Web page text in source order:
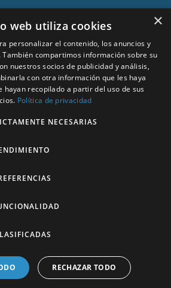
Redes Sociales:
EL MUNDO
×
web utiliza cookies
personalizar el contenido, los anuncios y
compartimos información sobre su
nuestros socios de publicidad y análisis,
con otra información que les haya
hayan recopilado a partir del uso de sus
Política de privacidad
NECESARIAS
RECHAZAR TODO